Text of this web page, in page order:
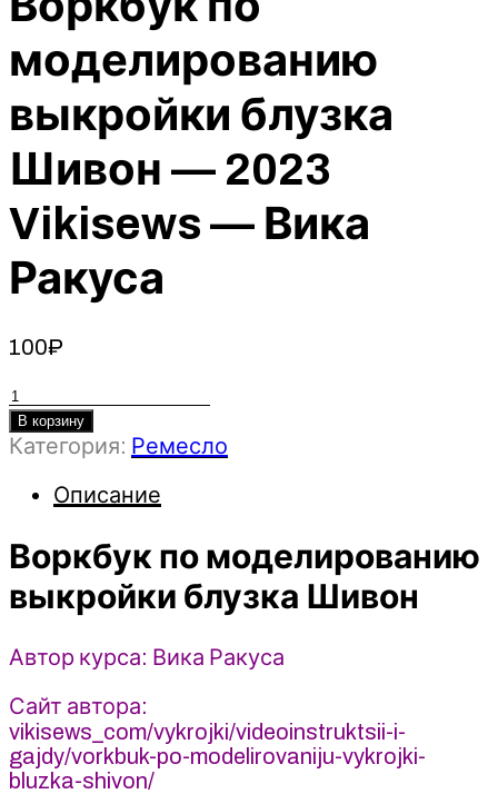
моделированию
выкройки блузка
Шивон — 2023
Vikisews — Вика
Ракуса
100₽
Количество
товара
Воркбук
моделированию
блузка
Шивон
-
Vikisews
Вика
Ракуса
В корзину
Категория: Ремесло
Описание
Воркбук по моделированию
выкройки блузка Шивон
Автор курса: Вика Ракуса
Сайт автора:
vikisews_com/vykrojki/videoinstruktsii-i-
gajdy/vorkbuk-po-modelirovaniju-vykrojki-
bluzka-shivon/